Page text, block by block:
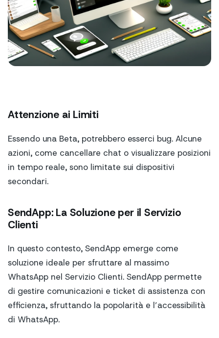
Attenzione ai Limiti
Essendo una Beta, potrebbero esserci bug. Alcune
azioni, come cancellare chat o visualizzare posizioni
in tempo reale, sono limitate sui dispositivi
secondari.
SendApp: La Soluzione per il Servizio
Clienti
In questo contesto, SendApp emerge come
soluzione ideale per sfruttare al massimo
WhatsApp nel Servizio Clienti. SendApp permette
di gestire comunicazioni e ticket di assistenza con
efficienza, sfruttando la popolarità e l’accessibilità
di WhatsApp.